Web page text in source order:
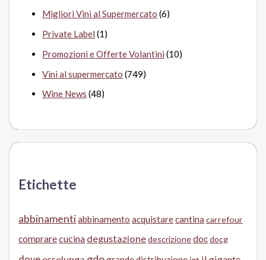
Migliori Vini al Supermercato (6)
Private Label (1)
Promozioni e Offerte Volantini (10)
Vini al supermercato (749)
Wine News (48)
Etichette
abbinamentiabbinamento acquistarecantina carrefour
comprarecucina degustazionedescrizionedocdocg